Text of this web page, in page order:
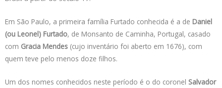
Em São Paulo, a primeira família Furtado conhecida é a de Daniel
(ou Leonel) Furtado, de Monsanto de Caminha, Portugal, casado
com Gracia Mendes (cujo inventário foi aberto em 1676), com
quem teve pelo menos doze filhos.
Um dos nomes conhecidos neste período é o do coronel Salvador